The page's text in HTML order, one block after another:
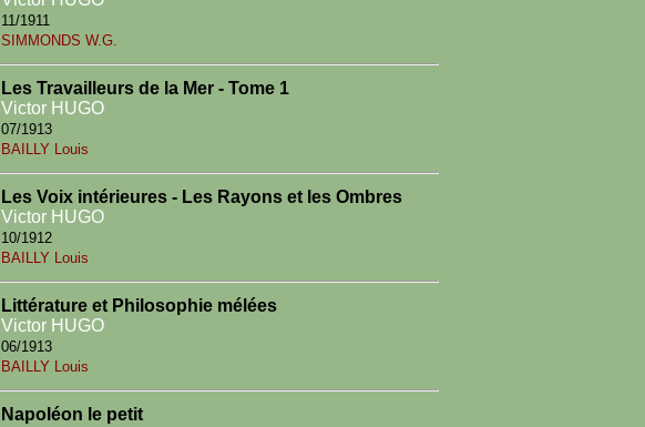
11/1911
SIMMONDS W.G.
Les Travailleurs de la Mer - Tome 1
Victor HUGO
07/1913
BAILLY Louis
Les Voix intérieures - Les Rayons et les Ombres
Victor HUGO
10/1912
BAILLY Louis
Littérature et Philosophie mélées
Victor HUGO
06/1913
BAILLY Louis
Napoléon le petit